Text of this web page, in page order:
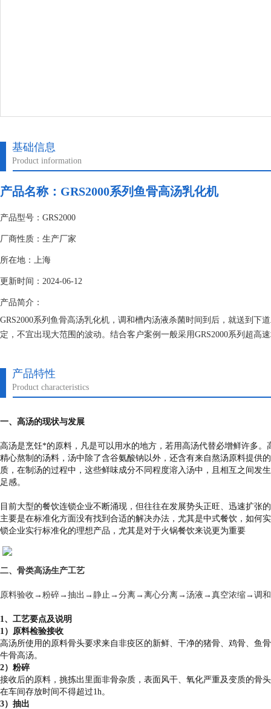
基础信息
Product information
产品名称：GRS2000系列鱼骨高汤乳化机
产品型号：GRS2000
厂商性质：生产厂家
所在地：上海
更新时间：2024-06-12
产品简介：
GRS2000系列鱼骨高汤乳化机，调和槽内汤液杀菌时间到后，就送到
定，不宜出现大范围的波动。结合客户案例一般采用GRS2000系列超高
产品特性
Product characteristics
一、 高汤的现状与发展
高汤是烹饪*的原料，凡是可以用水的地方，若用高汤代替必增鲜许多
精心熬制的汤料，汤中除了含谷氨酸钠以外，还含有来自熬汤原料提供
质，在制汤的过程中，这些鲜味成分不同程度溶入汤中，且相互之间发
足感。
目前大型的餐饮连锁企业不断涌现，但往往在发展势头正旺、迅速扩
主要是在标准化方面没有找到合适的解决办法，尤其是中式餐饮，如何
锁企业实行标准化的理想产品，尤其是对于火锅餐饮来说更为重要
二、 骨类高汤生产工艺
原料验收→粉碎→抽出→静止→分离→离心分离→汤液→真空浓缩→调
1、工艺要点及说明
1）原料检验接收
高汤所使用的原料骨头要求来自非疫区的新鲜、干净的猪骨、鸡骨、鱼
牛骨高汤。
2）粉碎
接收后的原料，挑拣出里面非骨杂质，表面风干、氧化严重及变质的骨
在车间存放时间不得超过1h。
3）抽出